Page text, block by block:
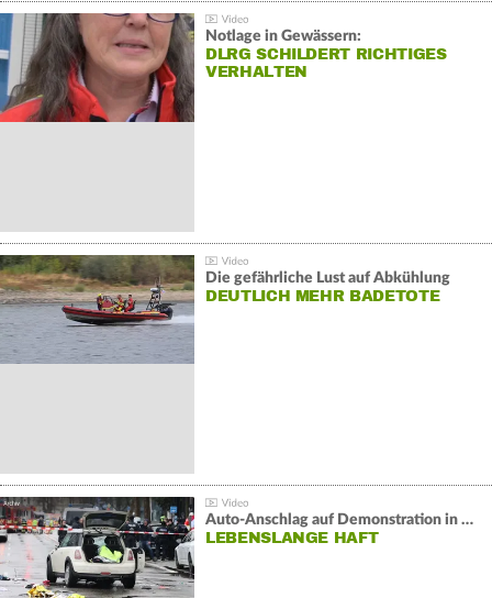
Notlage in Gewässern:
DLRG SCHILDERT RICHTIGES
VERHALTEN
Die gefährliche Lust auf Abkühlung
DEUTLICH MEHR BADETOTE
Auto-Anschlag auf Demonstration in München:
LEBENSLANGE HAFT